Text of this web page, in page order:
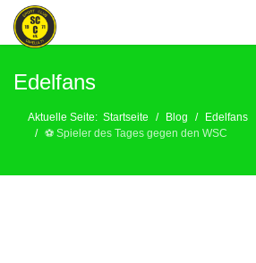
Edelfans
Aktuelle Seite: Startseite Blog
Edelfans
⚽️ Spieler des Tages gegen den WSC